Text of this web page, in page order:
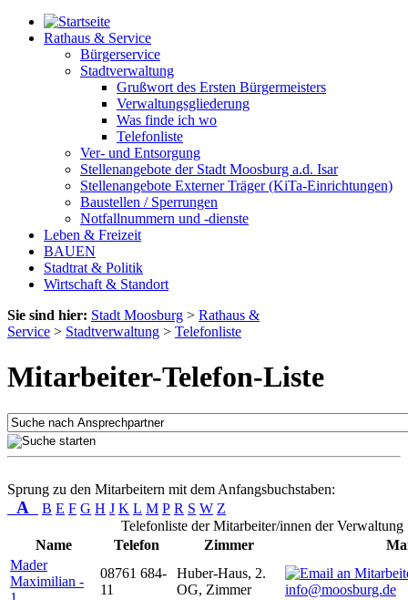
Rathaus & Service
Bürgerservice
Stadtverwaltung
Grußwort des Ersten Bürgermeisters
Verwaltungsgliederung
Was finde ich wo
Telefonliste
Ver- und Entsorgung
Stellenangebote der Stadt Moosburg a.d. Isar
Stellenangebote Externer Träger (KiTa-Einrichtungen)
Baustellen / Sperrungen
Notfallnummern und -dienste
Leben & Freizeit
BAUEN
Stadtrat & Politik
Wirtschaft & Standort
Sie sind hier: Stadt Moosburg > Rathaus &
Service > Stadtverwaltung > Telefonliste
Mitarbeiter-Telefon-Liste
Sprung zu den Mitarbeitern mit dem Anfangsbuchstaben:
A B E F G H J K L M P R S W Z
Telefonliste der Mitarbeiter/innen der Verwaltung
Name
Telefon Zimmer
Mader
Maximilian -
08761 684-
11
Huber-Haus, 2.
OG, Zimmer